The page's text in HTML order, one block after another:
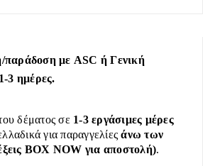
με ASC ή Γενική
3 ημέρες.
δέματος σε 1-3 εργάσιμες μέρες
για παραγγελίεςάνω των
BOX NOW για αποστολή).